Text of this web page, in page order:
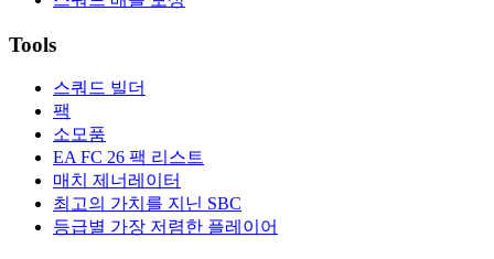
Tools
스쿼드 빌더
팩
소모품
EA FC 26 팩 리스트
매치 제너레이터
최고의 가치를 지닌 SBC
등급별 가장 저렴한 플레이어